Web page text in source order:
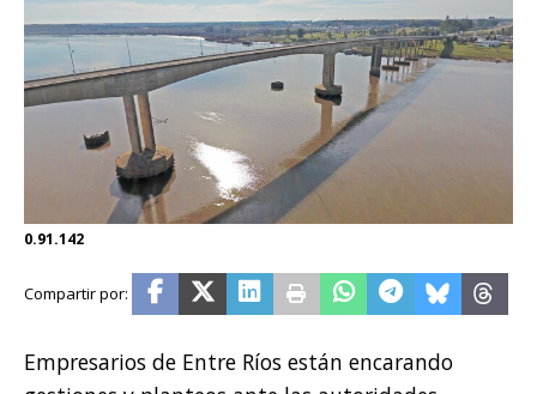
0.91.142
Empresarios de Entre Ríos están encarando